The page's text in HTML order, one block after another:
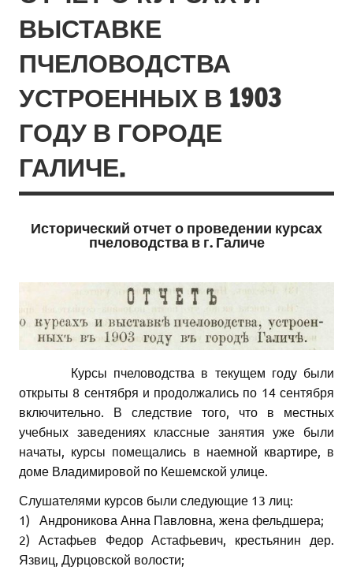
ВЫСТАВКЕ
ПЧЕЛОВОДСТВА
УСТРОЕННЫХ В 1903
ГОДУ В ГОРОДЕ
ГАЛИЧЕ.
Исторический отчет о проведении курсах
пчеловодства в г. Галиче
Курсы пчеловодства в текущем году были
открыты 8 сентября и продолжались по 14 сентября
включительно. В следствие того, что в местных
учебных заведениях классные занятия уже были
начаты, курсы помещались в наемной квартире, в
доме Владимировой по Кешемской улице.
Слушателями курсов были следующие 13 лиц:
1) Андроникова Анна Павловна, жена фельдшера;
2) Астафьев Федор Астафьевич, крестьянин дер.
Язвиц, Дурцовской волости;